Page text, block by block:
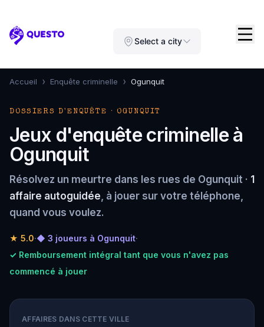
Questo Select a city
Accueil › Enquête criminelle › Ogunquit
DOSSIERS D'ENQUÊTE · OGUNQUIT
Jeux d'enquête criminelle à
Ogunquit
Résolvez un meurtre dans les rues de Ogunquit · 1
affaire autoguidée, à jouer sur votre téléphone,
quand vous voulez.
★ 5.0·◆ 3 joueurs à Ogunquit·
✓ Remboursement intégral tant que vous n'avez pas
commencé à jouer
AFFAIRES DANS CETTE VILLE